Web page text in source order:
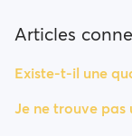
Articles
Existe-t-il une
Je ne trouve pas